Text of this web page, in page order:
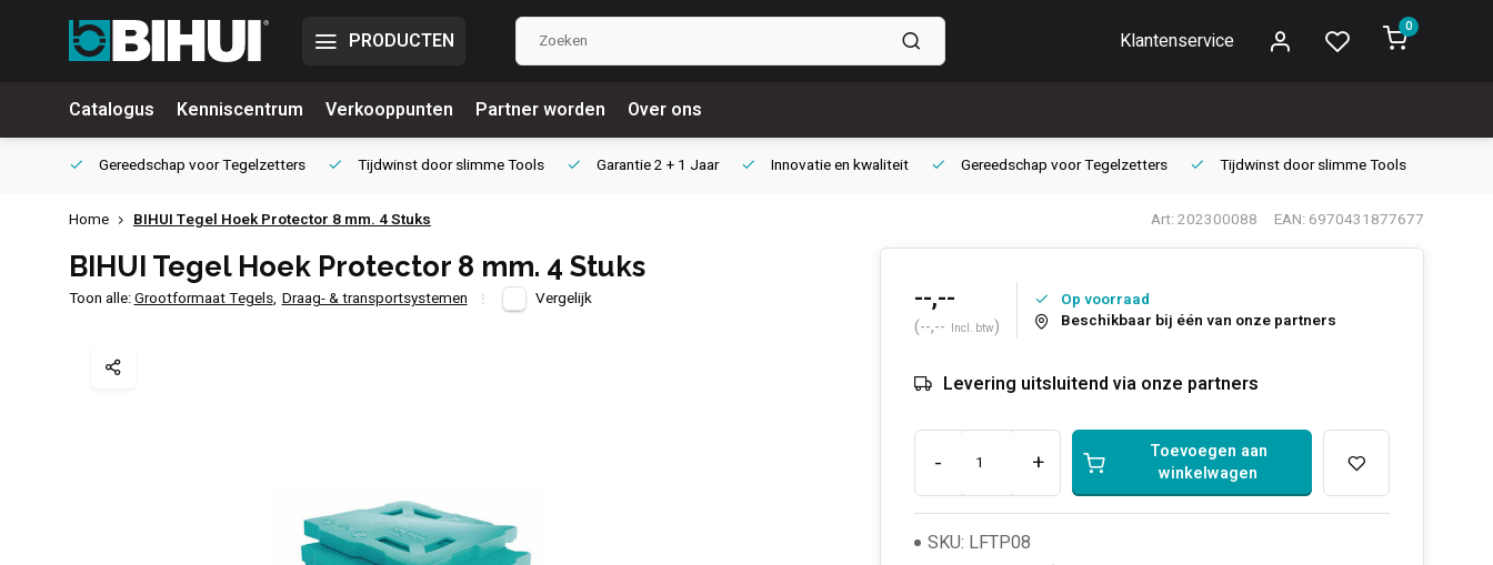
PRODUCTEN Klantenservice
0
Catalogus Kenniscentrum Verkooppunten Partner worden Over ons
Gereedschap voorTegelzetters Tijdwinst doorslimme Tools Garantie2 + 1 Jaar Innovatieen kwaliteit Gereedschap voorTegelzetters Tijdwinst doorslimme Tools
Home BIHUI Tegel Hoek Protector 8 mm. 4 Stuks Art: 202300088 EAN: 6970431877677
BIHUI Tegel Hoek Protector 8 mm. 4 Stuks
Toon alle:Grootformaat Tegels, Draag- & transportsystemen Vergelijk --,--
(--,-- Incl. btw)
Op voorraad
Beschikbaar bij één van onze partners
Levering uitsluitend via onze partners
- +
Toevoegen aan
winkelwagen
SKU: LFTP08